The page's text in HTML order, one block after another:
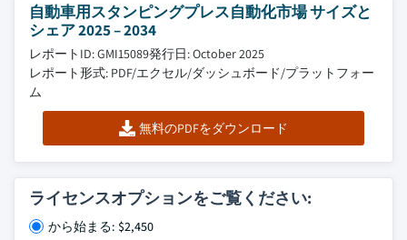
自動車用スタンピングプレス自動化市場 サイズと
シェア 2025 – 2034
レポートID: GMI15089発行日: October 2025
レポート形式: PDF/エクセル/ダッシュボード/プラットフォー
ム
無料のPDFをダウンロード
ライセンスオプションをご覧ください:
から始まる: $2,450